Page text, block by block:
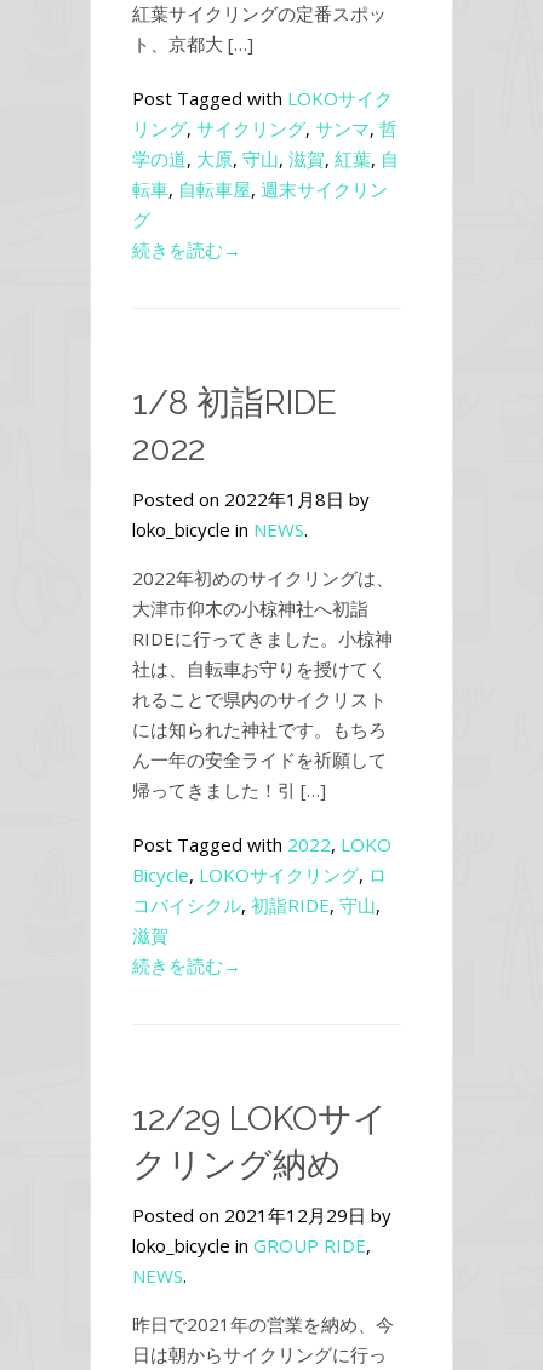
紅葉サイクリングの定番スポッ
ト、京都大 […]
Post Tagged with LOKOサイク
リング, サイクリング, サンマ, 哲
学の道, 大原, 守山, 滋賀, 紅葉, 自
転車, 自転車屋, 週末サイクリン
グ
続きを読む→
1/8 初詣RIDE
2022
Posted on 2022年1月8日 by
loko_bicycle in NEWS.
2022年初めのサイクリングは、
大津市仰木の小椋神社へ初詣
RIDEに行ってきました。小椋神
社は、自転車お守りを授けてく
れることで県内のサイクリスト
には知られた神社です。もちろ
ん一年の安全ライドを祈願して
帰ってきました！引 […]
Post Tagged with 2022, LOKO
Bicycle, LOKOサイクリング, ロ
コバイシクル, 初詣RIDE, 守山,
滋賀
続きを読む→
12/29 LOKOサイ
クリング納め
Posted on 2021年12月29日 by
loko_bicycle in GROUP RIDE,
NEWS.
昨日で2021年の営業を納め、今
日は朝からサイクリングに行っ